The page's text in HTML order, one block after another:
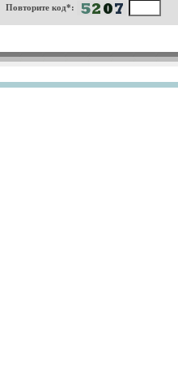
Повторите код*: